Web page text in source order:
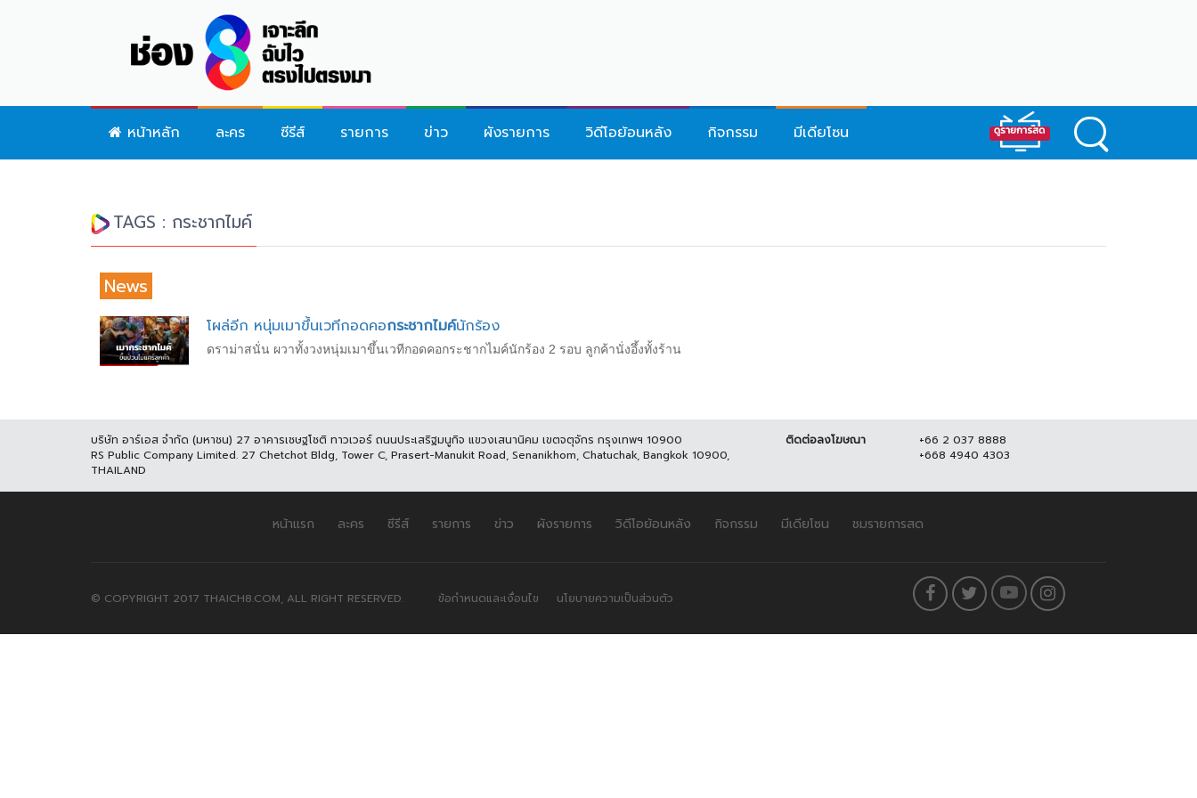
หน้าหลัก ละคร ซีรีส์ รายการ ข่าว ผังรายการ วิดีโอย้อนหลัง กิจกรรม มีเดียโซน
TAGS : กระชากไมค์
News
โผล่อีก หนุ่มเมาขึ้นเวทีกอดคอกระชากไมค์นักร้อง
ดราม่าสนั่น ผวาทั้งวงหนุ่มเมาขึ้นเวทีกอดคอกระชากไมค์นักร้อง 2 รอบ ลูกค้านั่งอึ้งทั้งร้าน
บริษัท อาร์เอส จำกัด (มหาชน) 27 อาคารเชษฐโชติ ทาวเวอร์ ถนนประเสริฐมนูกิจ แขวงเสนานิคม เขตจตุจักร กรุงเทพฯ 10900
RS Public Company Limited. 27 Chetchot Bldg, Tower C, Prasert-Manukit Road, Senanikhom, Chatuchak, Bangkok 10900,
THAILAND
ติดต่อลงโฆษณา
+66 2 037 8888
+668 4940 4303
หน้าแรก ละคร ซีรีส์ รายการ ข่าว ผังรายการ วิดีโอย้อนหลัง กิจกรรม มีเดียโซน ชมรายการสด
© COPYRIGHT 2017 THAICH8.COM, ALL RIGHT RESERVED. ข้อกำหนดและเงื่อนไข นโยบายความเป็นส่วนตัว